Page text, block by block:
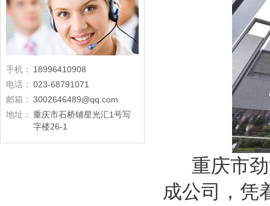
手机：
18996410908
电话： 023-68791071
邮箱： 3002646489@qq.com
地址： 重庆市石桥铺星光汇1号写
字楼26-1
重庆市劲
成公司，凭